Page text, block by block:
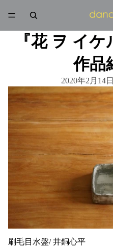
『花 ヲ イケ
作
2020年2月14日
刷毛目水盤/ 井銅心平